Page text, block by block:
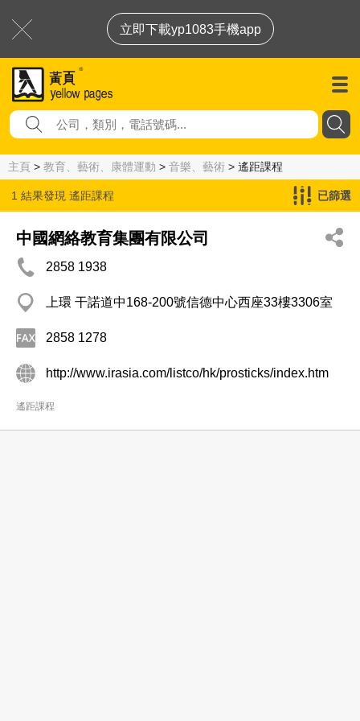
立即下載yp1083手機app
主頁 > 教育、藝術、康體運動 > 音樂、藝術 > 遙距課程
1 結果發現 遙距課程 已篩選
中國網絡教育集團有限公司
2858 1938
上環 干諾道中168-200號信德中心西座33樓3306室
2858 1278
http://www.irasia.com/listco/hk/prosticks/index.htm
遙距課程